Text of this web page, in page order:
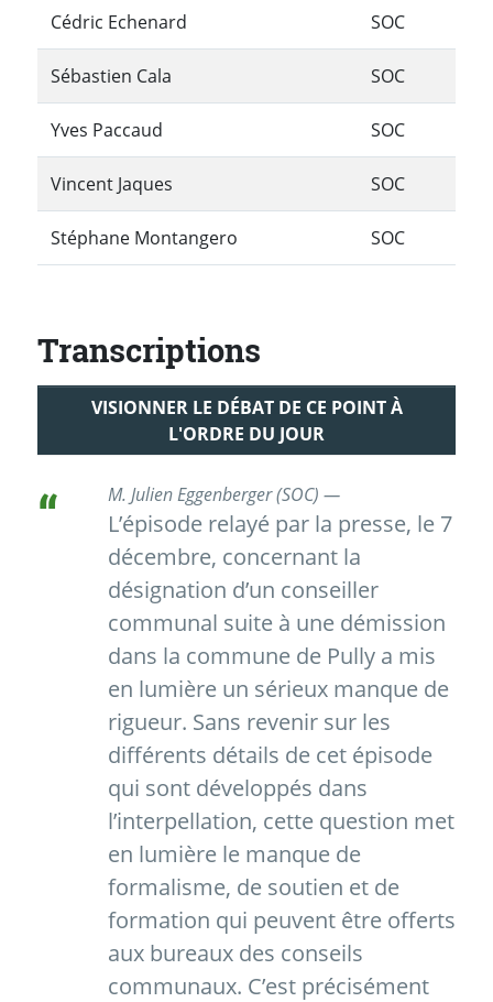
Cédric Echenard SOC
Sébastien Cala SOC
Yves Paccaud SOC
Vincent Jaques SOC
Stéphane Montangero SOC
Transcriptions
VISIONNER LE DÉBAT DE CE POINT À
L'ORDRE DU JOUR
M. Julien Eggenberger (SOC) —
L’épisode relayé par la presse, le 7
décembre, concernant la
désignation d’un conseiller
communal suite à une démission
dans la commune de Pully a mis
en lumière un sérieux manque de
rigueur. Sans revenir sur les
différents détails de cet épisode
qui sont développés dans
l’interpellation, cette question met
en lumière le manque de
formalisme, de soutien et de
formation qui peuvent être offerts
aux bureaux des conseils
communaux. C’est précisément